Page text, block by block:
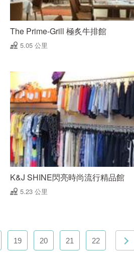
The Prime-Grill 極炙牛排館
5.05 公里
K&J SHINE閃亮時尚流行精品館
5.23 公里
19 20 21 22